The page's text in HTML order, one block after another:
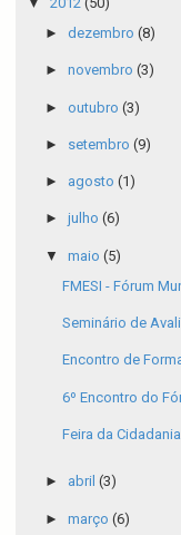
► dezembro (8)
► novembro (3)
► outubro (3)
► setembro (9)
► agosto (1)
► julho (6)
▼ maio (5)
FMESI - Fórum
Seminário de
Encontro de
6º Encontro do
Feira da
► abril (3)
► março (6)